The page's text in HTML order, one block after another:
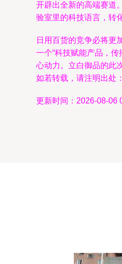
开辟出全新的高端赛道
验室里的科技语言，转
日用百货的竞争必将更
一个“科技赋能产品，
心动力。立白御品的此
如若转载，请注明出处
更新时间：2026-08-06